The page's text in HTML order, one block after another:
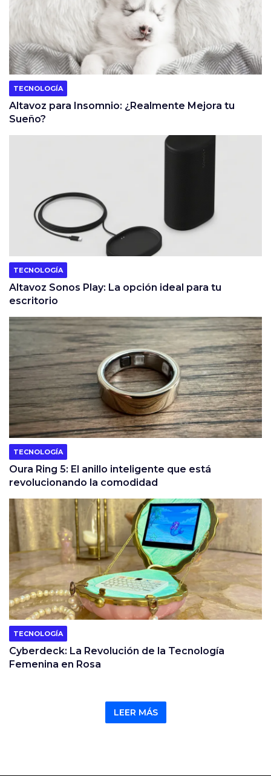
TECNOLOGÍA
Altavoz para Insomnio: ¿Realmente Mejora tu
Sueño?
TECNOLOGÍA
Altavoz Sonos Play: La opción ideal para tu
escritorio
TECNOLOGÍA
Oura Ring 5: El anillo inteligente que está
revolucionando la comodidad
TECNOLOGÍA
Cyberdeck: La Revolución de la Tecnología
Femenina en Rosa
LEER MÁS